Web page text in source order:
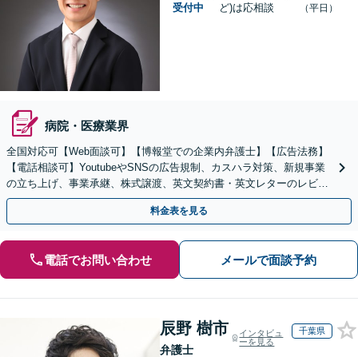
受付中
ど)は応相談
（平日）
病院・医療業界
全国対応可【Web面談可】【博報堂での企業内弁護士】【広告法務】
【電話相談可】YoutubeやSNSの広告規制、カスハラ対策、新規事業
の立ち上げ、事業承継、株式譲渡、英文契約書・英文レターのレビュ
ー・ドラフトなどに対応。
料金表を見る
電話でお問い合わせ メールで面談予約
辰野 樹市
弁護士
インタビュ
ーを見る
千葉県